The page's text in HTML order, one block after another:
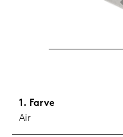
Farve
Air